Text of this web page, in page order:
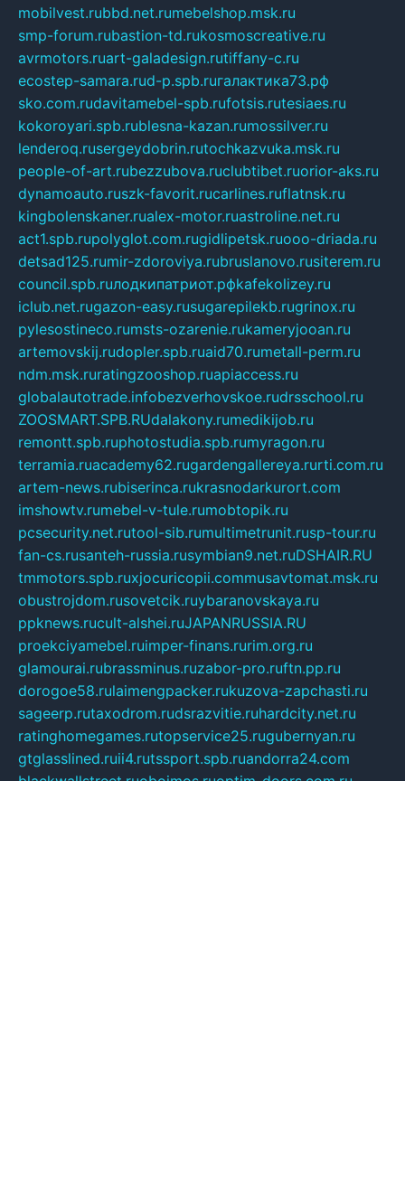
mobilvest.rubbd.net.rumebelshop.msk.ru
smp-forum.rubastion-td.rukosmoscreative.ru
avrmotors.ruart-galadesign.rutiffany-c.ru
ecostep-samara.rud-p.spb.ruгалактика73.рф
sko.com.rudavitamebel-spb.rufotsis.rutesiaes.ru
kokoroyari.spb.rublesna-kazan.rumossilver.ru
lenderoq.rusergeydobrin.rutochkazvuka.msk.ru
people-of-art.rubezzubova.ruclubtibet.ruorior-aks.ru
dynamoauto.ruszk-favorit.rucarlines.ruflatnsk.ru
kingbolenskaner.rualex-motor.ruastroline.net.ru
act1.spb.rupolyglot.com.rugidlipetsk.ruooo-driada.ru
detsad125.rumir-zdoroviya.rubruslanovo.rusiterem.ru
council.spb.ruлодкипатриот.рфkafekolizey.ru
iclub.net.rugazon-easy.rusugarepilekb.rugrinox.ru
pylesostineco.rumsts-ozarenie.rukameryjooan.ru
artemovskij.rudopler.spb.ruaid70.rumetall-perm.ru
ndm.msk.ruratingzooshop.ruapiaccess.ru
globalautotrade.infobezverhovskoe.rudrsschool.ru
ZOOSMART.SPB.RUdalakony.rumedikijob.ru
remontt.spb.ruphotostudia.spb.rumyragon.ru
terramia.ruacademy62.rugardengallereya.rurti.com.ru
artem-news.rubiserinca.rukrasnodarkurort.com
imshowtv.rumebel-v-tule.rumobtopik.ru
pcsecurity.net.rutool-sib.rumultimetrunit.rusp-tour.ru
fan-cs.rusanteh-russia.rusymbian9.net.ruDSHAIR.RU
tmmotors.spb.ruxjocuricopii.commusavtomat.msk.ru
obustrojdom.rusovetcik.ruybaranovskaya.ru
ppknews.rucult-alshei.ruJAPANRUSSIA.RU
proekciyamebel.ruimper-finans.rurim.org.ru
glamourai.rubrassminus.ruzabor-pro.ruftn.pp.ru
dorogoe58.rulaimengpacker.rukuzova-zapchasti.ru
sageerp.rutaxodrom.rudsrazvitie.ruhardcity.net.ru
ratinghomegames.rutopservice25.rugubernyan.ru
gtglasslined.ruii4.rutssport.spb.ruandorra24.com
blackwallstreet.ruoboimos.ruoptim-doors.com.ru